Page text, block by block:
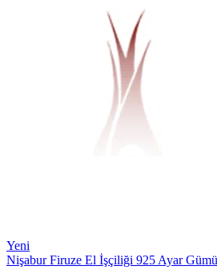
Yeni
Nişabur Firuze El İşçiliği 925 Ayar